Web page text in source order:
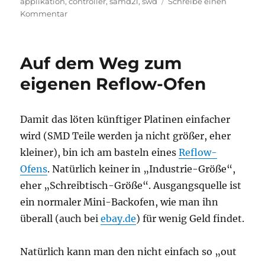
Kommentarzu
Auf dem Weg zum
eigenen Reflow-Ofen
Damit das löten künftiger Platinen einfacher
wird (SMD Teile werden ja nicht größer, eher
kleiner), bin ich am basteln einesReflow-
Ofens. Natürlich keiner in „Industrie-Größe“,
eher „Schreibtisch-Größe“. Ausgangsquelle ist
ein normaler Mini-Backofen, wie man ihn
überall (auch beiebay.de) für wenig Geld findet.
Natürlich kann man den nicht einfach so „out